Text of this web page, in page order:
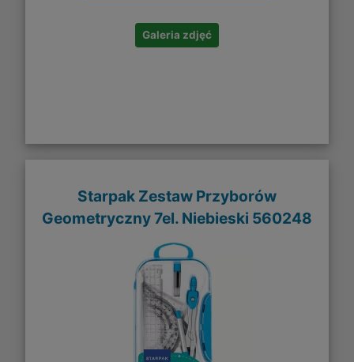
Galeria zdjęć
Starpak Zestaw Przyborów
Geometryczny 7el. Niebieski 560248